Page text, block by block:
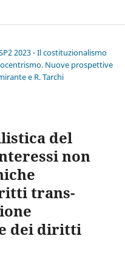
2023 - Il costituzionalismo
Nuove prospettive
e R. Tarchi
del
non
trans-
dei diritti